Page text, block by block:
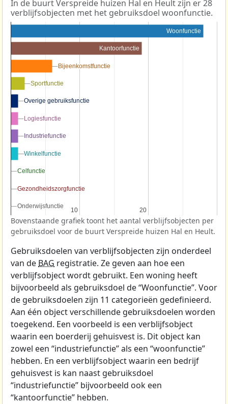
In de buurt Verspreide huizen Hal en Heult zijn er 28
verblijfsobjecten met het gebruiksdoel woonfunctie.
10
10 20
20
Woonfunctie
Kantoorfunctie
Bijeenkomstfunctie
Bijeenkomstfunctie
Sportfunctie
Sportfunctie
Overige gebruiksfunctie
Overige gebruiksfunctie
Logiesfunctie
Logiesfunctie
Industriefunctie
Industriefunctie
Winkelfunctie
Winkelfunctie
Celfunctie
Celfunctie
Gezondheidszorgfunctie
Gezondheidszorgfunctie
Onderwijsfunctie
Onderwijsfunctie
Bovenstaande grafiek toont het aantal verblijfsobjecten per
gebruiksdoel voor de buurt Verspreide huizen Hal en Heult.
Gebruiksdoelen van verblijfsobjecten zijn onderdeel
van de BAG registratie. Ze geven aan hoe een
verblijfsobject wordt gebruikt. Een woning heeft
bijvoorbeeld als gebruiksdoel de “Woonfunctie”. Voor
de gebruiksdoelen zijn 11 categorieën gedefinieerd.
Aan één object verschillende gebruiksdoelen worden
toegekend. Een voorbeeld is een verblijfsobject
waarin een boerderij gehuisvest is. Dit object kan
zowel een “industriefunctie” als een “woonfunctie”
hebben. En een verblijfsobject waarin een bedrijf
gehuisvest is kan naast gebruiksdoel
“industriefunctie” bijvoorbeeld ook een
“kantoorfunctie” hebben.